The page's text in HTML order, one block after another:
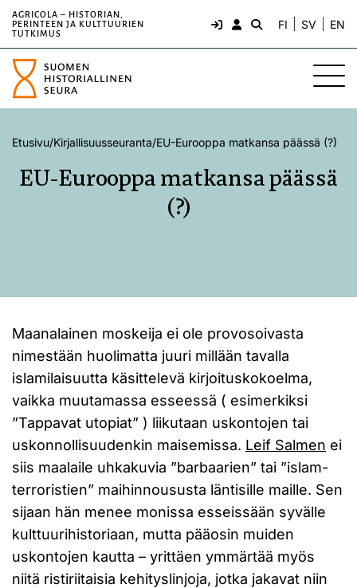
AGRICOLA – HISTORIAN,
PERINTEEN JA KULTTUURIEN
TUTKIMUS
FI SV EN
Etusivu/Kirjallisuusseuranta/EU-Eurooppa matkansa päässä (?)
EU-Eurooppa matkansa päässä
(?)
Maanalainen moskeija ei ole provosoivasta
nimestään huolimatta juuri millään tavalla
islamilaisuutta käsittelevä kirjoituskokoelma,
vaikka muutamassa esseessä ( esimerkiksi
”Tappavat utopiat” ) liikutaan uskontojen tai
uskonnollisuudenkin maisemissa. Leif Salmen ei
siis maalaile uhkakuvia ”barbaarien” tai ”islam-
terroristien” maihinnoususta läntisille maille. Sen
sijaan hän menee monissa esseissään syvälle
kulttuurihistoriaan, mutta pääosin muiden
uskontojen kautta – yrittäen ymmärtää myös
niitä ristiriitaisia kehityslinjoja, jotka jakavat niin